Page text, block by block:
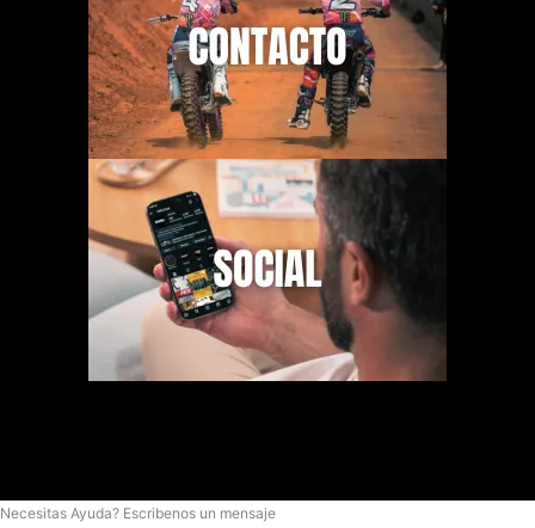
Necesitas Ayuda? Escribenos un mensaje